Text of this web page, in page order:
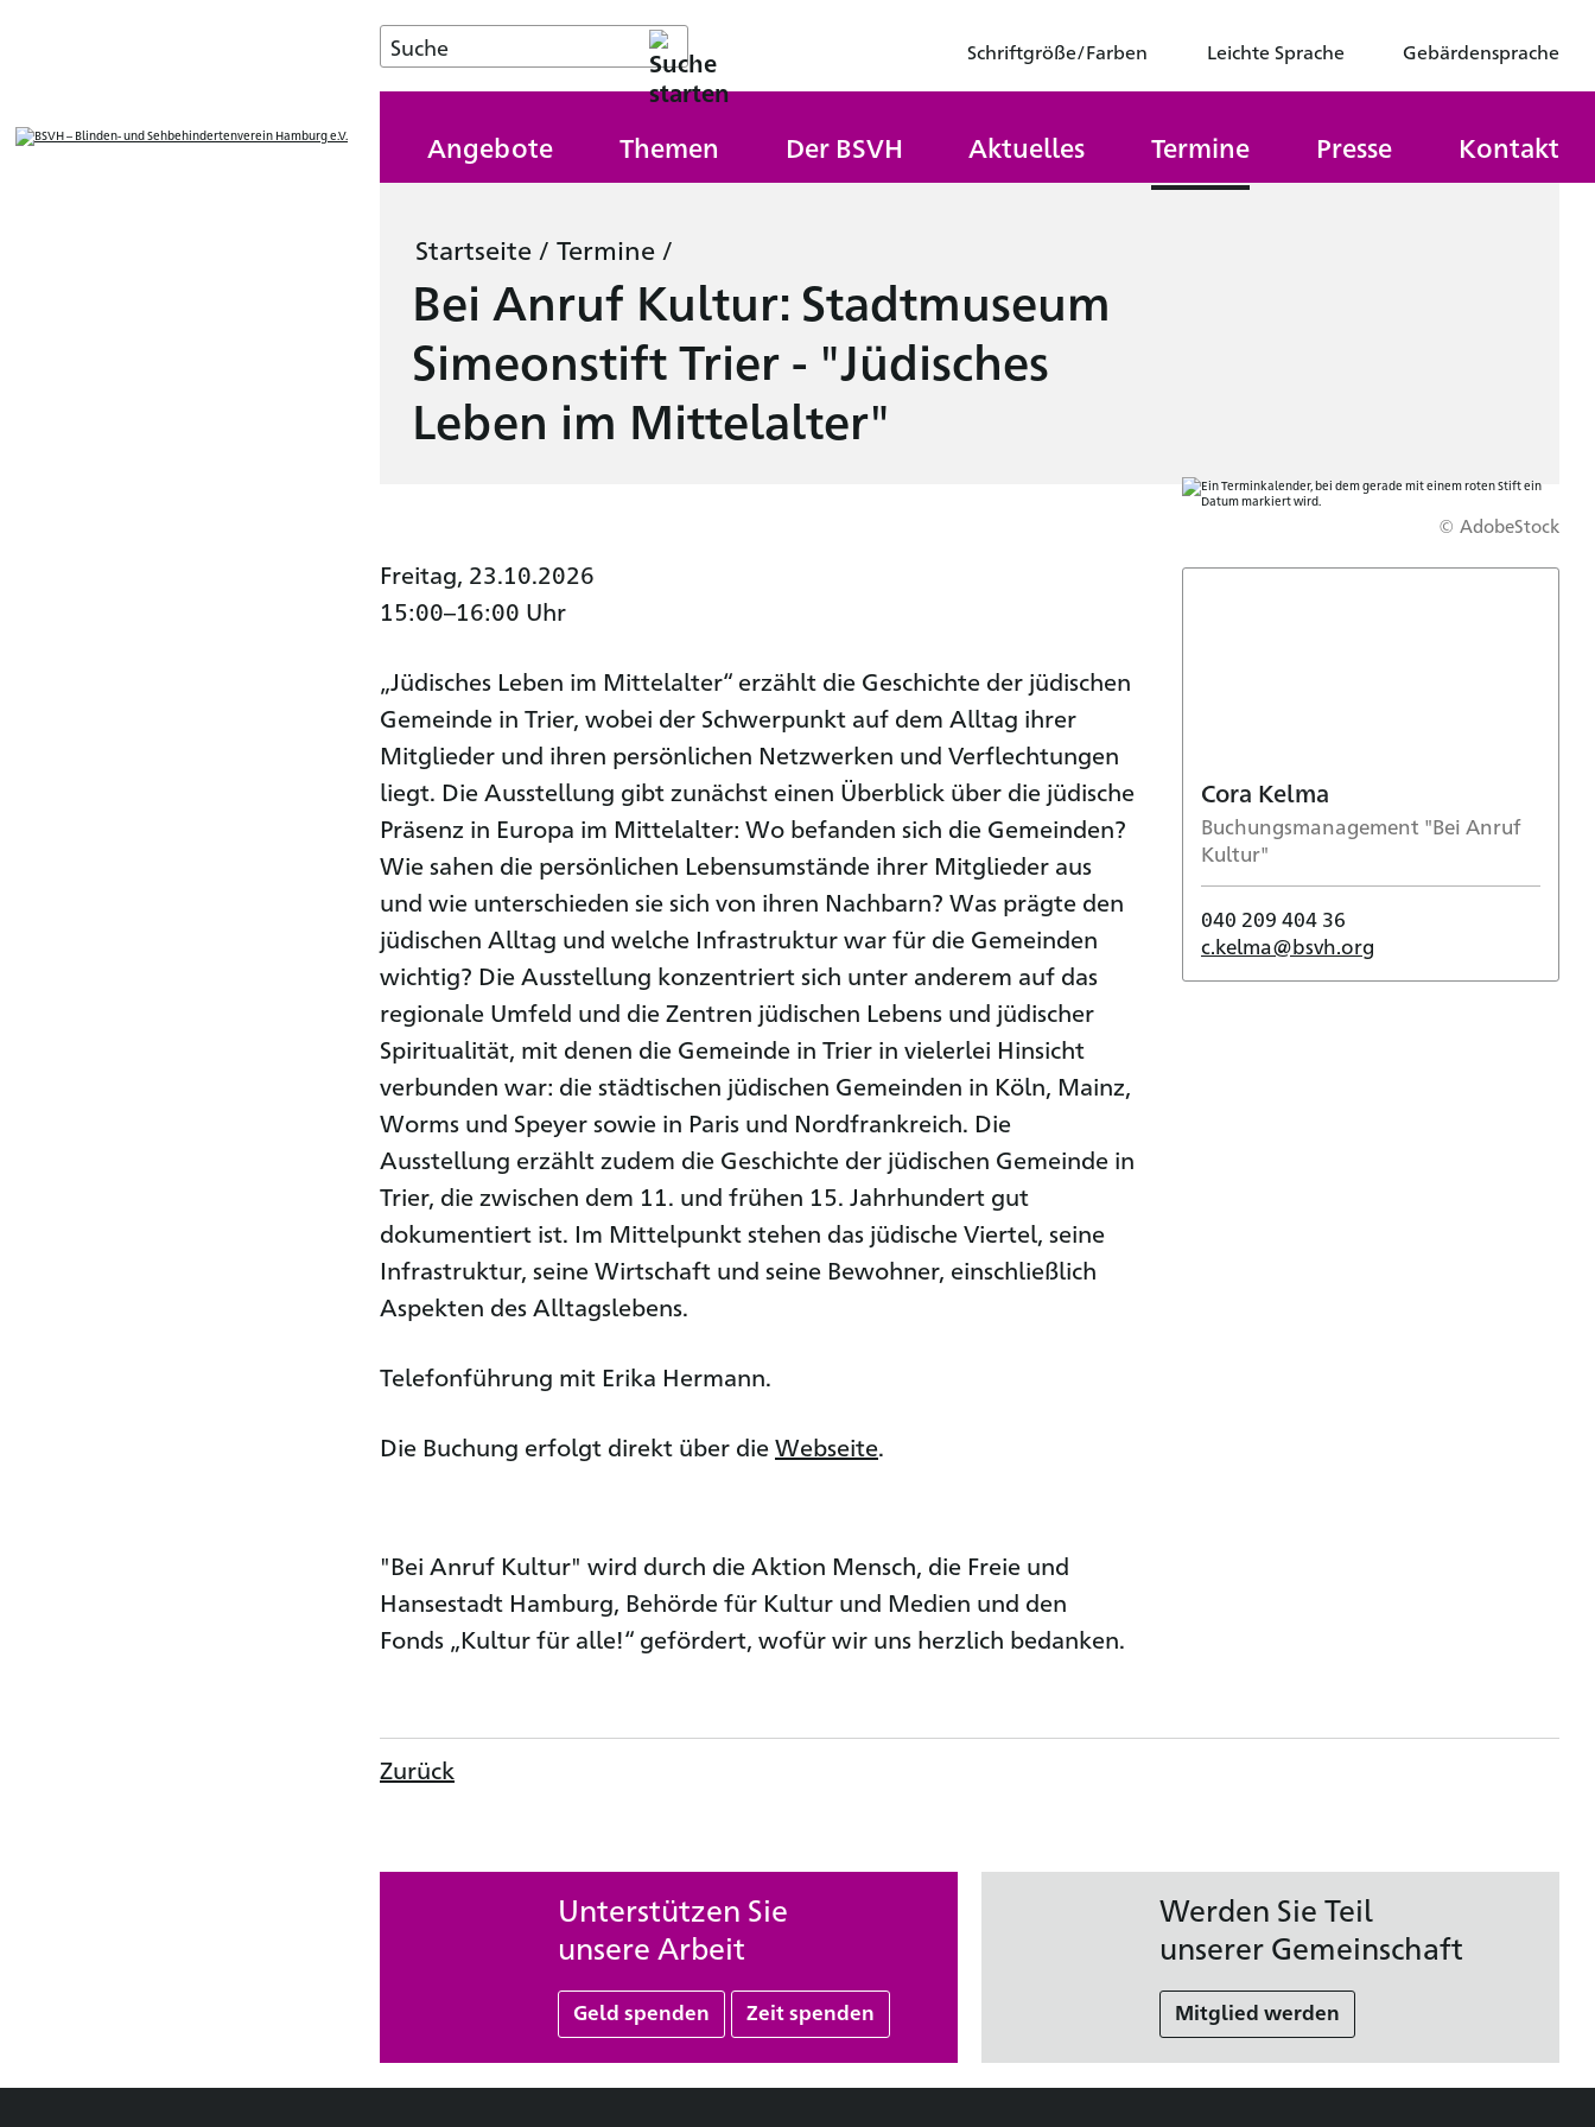
Schriftgröße/Farben Leichte Sprache Gebärdensprache
Angebote Themen Der BSVH Aktuelles Termine Presse Kontakt
Startseite / Termine /
Bei Anruf Kultur: Stadtmuseum
Simeonstift Trier - "Jüdisches
Leben im Mittelalter"
© AdobeStock
Freitag, 23.10.2026
15:00–16:00 Uhr
„Jüdisches Leben im Mittelalter“ erzählt die Geschichte der jüdischen
Gemeinde in Trier, wobei der Schwerpunkt auf dem Alltag ihrer
Mitglieder und ihren persönlichen Netzwerken und Verflechtungen
liegt. Die Ausstellung gibt zunächst einen Überblick über die jüdische
Präsenz in Europa im Mittelalter: Wo befanden sich die Gemeinden?
Wie sahen die persönlichen Lebensumstände ihrer Mitglieder aus
und wie unterschieden sie sich von ihren Nachbarn? Was prägte den
jüdischen Alltag und welche Infrastruktur war für die Gemeinden
wichtig? Die Ausstellung konzentriert sich unter anderem auf das
regionale Umfeld und die Zentren jüdischen Lebens und jüdischer
Spiritualität, mit denen die Gemeinde in Trier in vielerlei Hinsicht
verbunden war: die städtischen jüdischen Gemeinden in Köln, Mainz,
Worms und Speyer sowie in Paris und Nordfrankreich. Die
Ausstellung erzählt zudem die Geschichte der jüdischen Gemeinde in
Trier, die zwischen dem 11. und frühen 15. Jahrhundert gut
dokumentiert ist. Im Mittelpunkt stehen das jüdische Viertel, seine
Infrastruktur, seine Wirtschaft und seine Bewohner, einschließlich
Aspekten des Alltagslebens.
Telefonführung mit Erika Hermann.
Die Buchung erfolgt direkt über dieWebseite.
"Bei Anruf Kultur" wird durch die Aktion Mensch, die Freie und
Hansestadt Hamburg, Behörde für Kultur und Medien und den
Fonds „Kultur für alle!“ gefördert, wofür wir uns herzlich bedanken.
Cora Kelma
Buchungsmanagement "Bei Anruf
Kultur"
040 209 404 36
c.kelma@bsvh.org
Zurück
Unterstützen Sie
unsere Arbeit
Geld spenden Zeit spenden
Werden Sie Teil
unserer Gemeinschaft
Mitglied werden